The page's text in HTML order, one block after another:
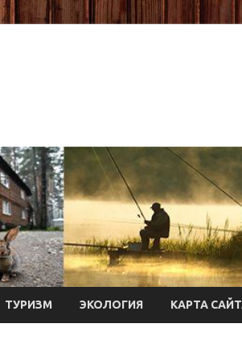
ТУРИЗМ ЭКОЛОГИЯ КАРТА